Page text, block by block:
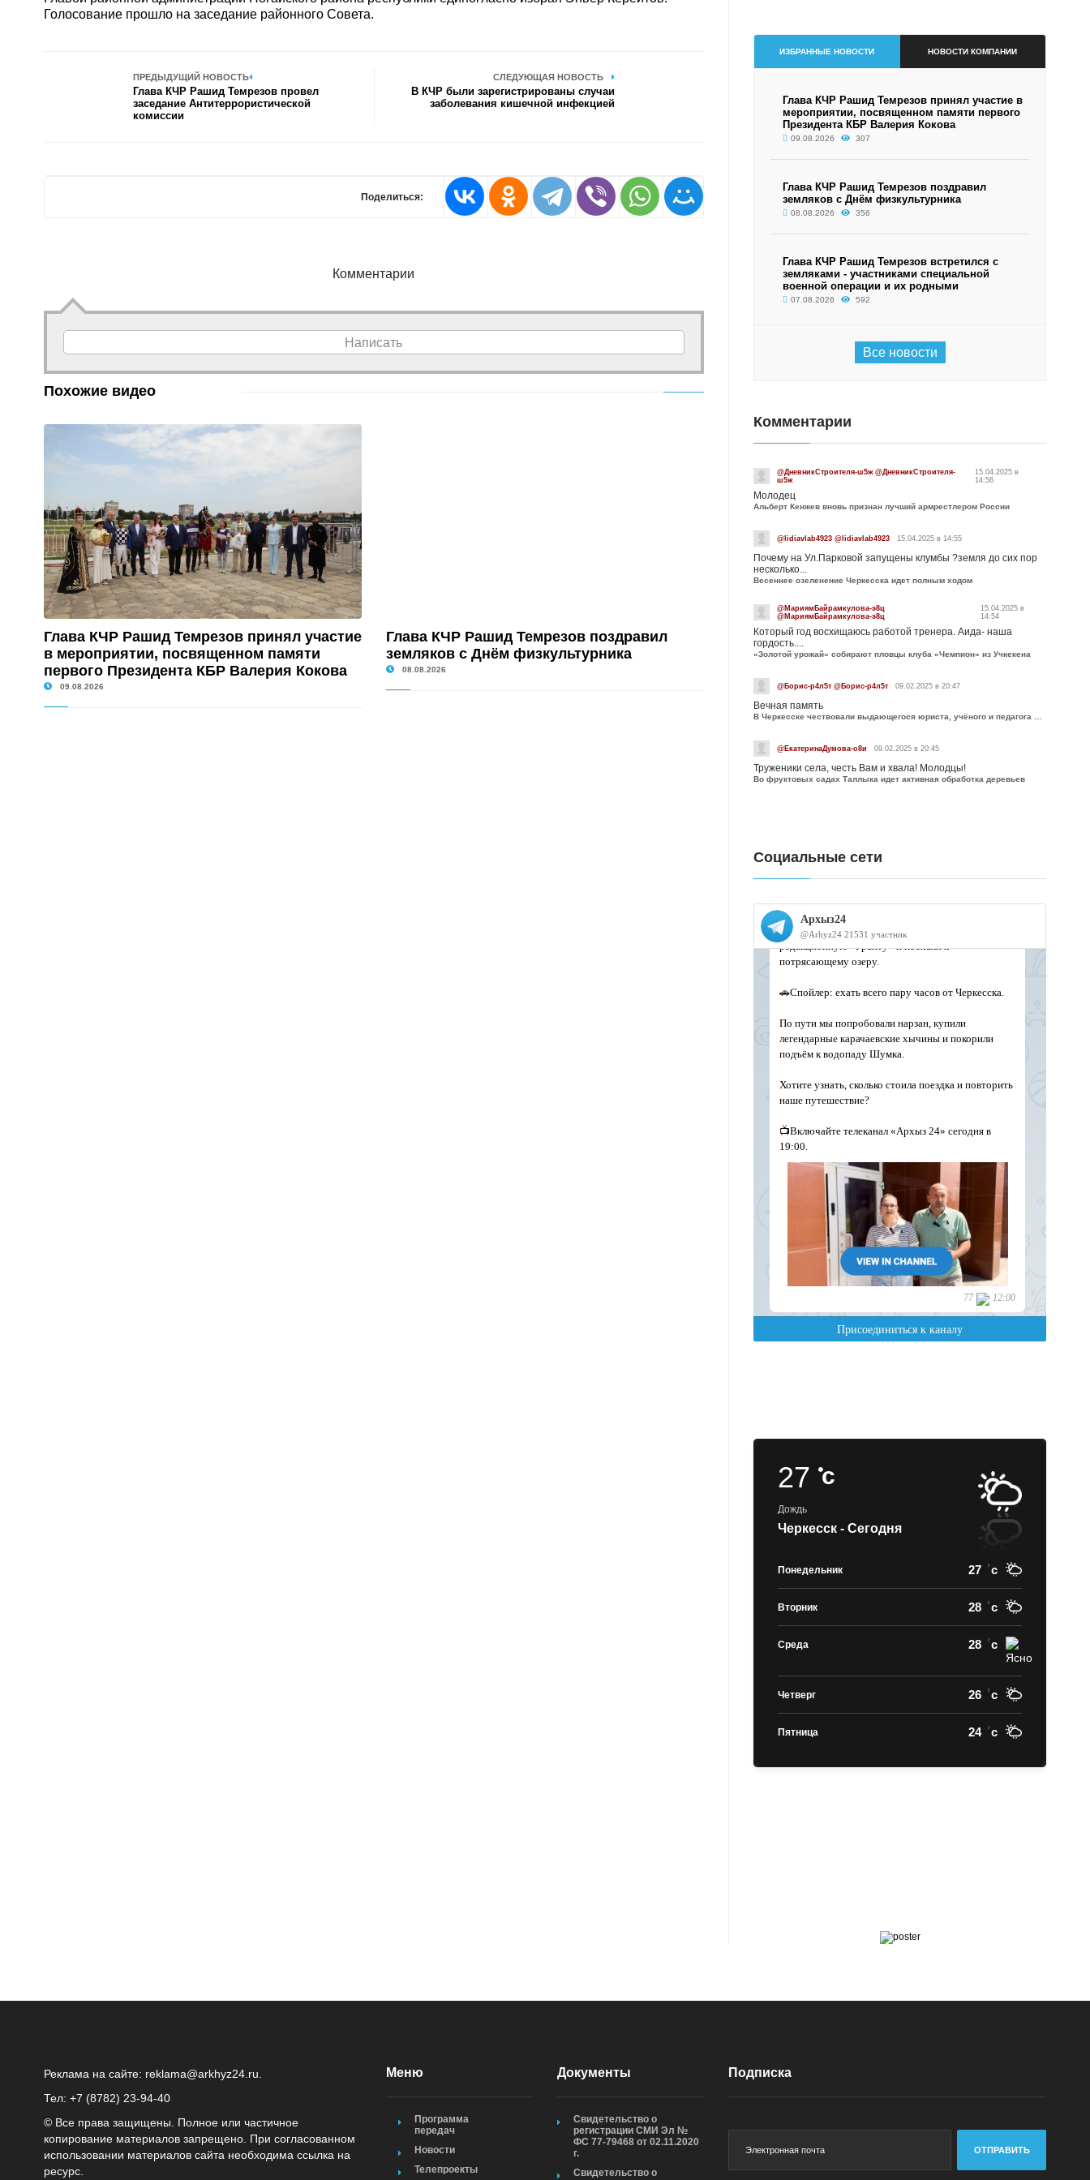
Голосование прошло на заседание районного Совета.
ПРЕДЫДУЩИЙ НОВОСТЬ
Глава КЧР Рашид Темрезов провел
заседание Антитеррористической
комиссии
СЛЕДУЮЩАЯ НОВОСТЬ
В КЧР были зарегистрированы случаи
заболевания кишечной инфекцией
Поделиться:
Комментарии
Написать
Похожие видео
Глава КЧР Рашид Темрезов принял участие
в мероприятии, посвященном памяти
первого Президента КБР Валерия Кокова
09.08.2026
Глава КЧР Рашид Темрезов поздравил
земляков с Днём физкультурника
08.08.2026
ИЗБРАННЫЕ НОВОСТИ НОВОСТИ КОМПАНИИ
Глава КЧР Рашид Темрезов принял участие в
мероприятии, посвященном памяти первого
Президента КБР Валерия Кокова
09.08.2026 307
Глава КЧР Рашид Темрезов поздравил
земляков с Днём физкультурника
08.08.2026 356
Глава КЧР Рашид Темрезов встретился с
земляками - участниками специальной
военной операции и их родными
07.08.2026 592
Все новости
Комментарии
@ДневникСтроителя-ш5ж @ДневникСтроителя-
ш5ж
15.04.2025 в
14:56
Молодец
Альберт Кенжев вновь признан лучший армрестлером России
@lidiavlab4923 @lidiavlab4923 15.04.2025 в 14:55
Почему на Ул.Парковой запущены клумбы ?земля до сих пор
несколько...
Весеннее озеленение Черкесска идет полным ходом
@МариямБайрамкулова-э8ц
@МариямБайрамкулова-э8ц
15.04.2025 в
14:54
Который год восхищаюсь работой тренера. Аида- наша
гордость....
«Золотой урожай» собирают пловцы клуба «Чемпион» из Учкекена
@Борис-р4л5т @Борис-р4л5т 09.02.2025 в 20:47
Вечная память
@ЕкатеринаДумова-о8и 09.02.2025 в 20:45
Труженики села, честь Вам и хвала! Молодцы!
Во фруктовых садах Таллыка идет активная обработка деревьев
Социальные сети
27c
Дождь
Черкесск - Сегодня
Понедельник 27 c
Вторник 28 c
Среда 28 c
Четверг 26 c
Пятница 24 c
Реклама на сайте: reklama@arkhyz24.ru
Тел: +7 (8782) 23‑94‑40
© Все права защищены. Полное или частичное
копирование материалов запрещено. При согласованном
использовании материалов сайта необходима ссылка на
ресурс.
Меню
Программа
передач
Новости
Телепроекты
Документы
Свидетельство о
регистрации СМИ Эл №
ФС 77-79468 от 02.11.2020
г.
Свидетельство о
Подписка
ОТПРАВИТЬ